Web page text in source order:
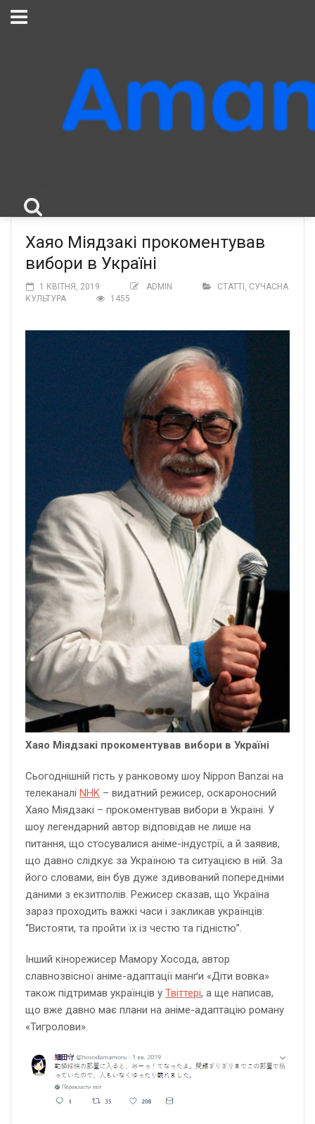
Хаяо Міядзакі прокоментував
вибори в Україні
1 КВІТНЯ, 2019 ADMIN СТАТТІ , СУЧАСНА
КУЛЬТУРА
1455
Хаяо Міядзакі прокоментував вибори в Україні
Сьогоднішній гість у ранковому шоу Nippon Banzai на
телеканалі NHK – видатний режисер, оскароносний
Хаяо Міядзакі – прокоментував вибори в Україні. У
шоу легендарний автор відповідав не лише на
питання, що стосувалися аніме-індустрії, а й заявив,
що давно слідкує за Україною та ситуацією в ній. За
його словами, він був дуже здивований попередніми
даними з екзитполів. Режисер сказав, що Україна
зараз проходить важкі часи і закликав українців:
“Вистояти, та пройти їх із честю та гідністю”.
Інший кінорежисер Мамору Хосода, автор
славнозвісної аніме-адаптації манґи «Діти вовка»
також підтримав українців у Твіттері, а ще написав,
що вже давно має плани на аніме-адаптацію роману
«Тигролови».